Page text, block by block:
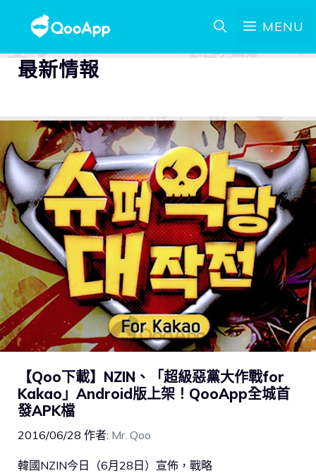
MENU
最新情報
【Qoo下載】NZIN、「超級惡黨大作戰for
Kakao」Android版上架！QooApp全城首
發APK檔
2016/06/28 作者: Mr. Qoo
韓國NZIN今日（6月28日）宣佈，戰略